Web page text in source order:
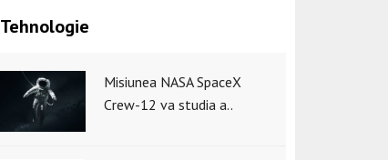
Tehnologie
Misiunea NASA SpaceX
Crew-12 va studia a..